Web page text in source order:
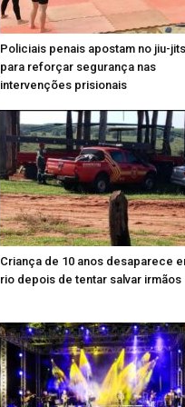
Policiais penais apostam no jiu-
para reforçar segurança nas
intervenções prisionais
Criança de 10 anos desaparece
rio depois de tentar salvar irmãos